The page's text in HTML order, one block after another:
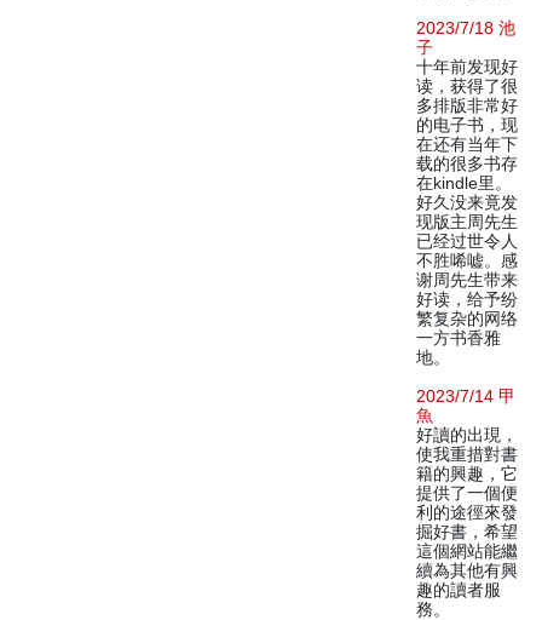
2023/7/18 池
子
十年前发现好
读，获得了很
多排版非常好
的电子书，现
在还有当年下
载的很多书存
在kindle里。
好久没来竟发
现版主周先生
已经过世令人
不胜唏嘘。感
谢周先生带来
好读，给予纷
繁复杂的网络
一方书香雅
地。
2023/7/14 甲
魚
好讀的出現，
使我重措對書
籍的興趣，它
提供了一個便
利的途徑來發
掘好書，希望
這個網站能繼
續為其他有興
趣的讀者服
務。